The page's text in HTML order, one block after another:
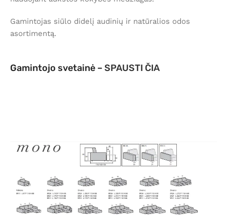
Gamintojas siūlo didelį audinių ir natūralios odos
asortimentą.
Gamintojo svetainė –SPAUSTI ČIA